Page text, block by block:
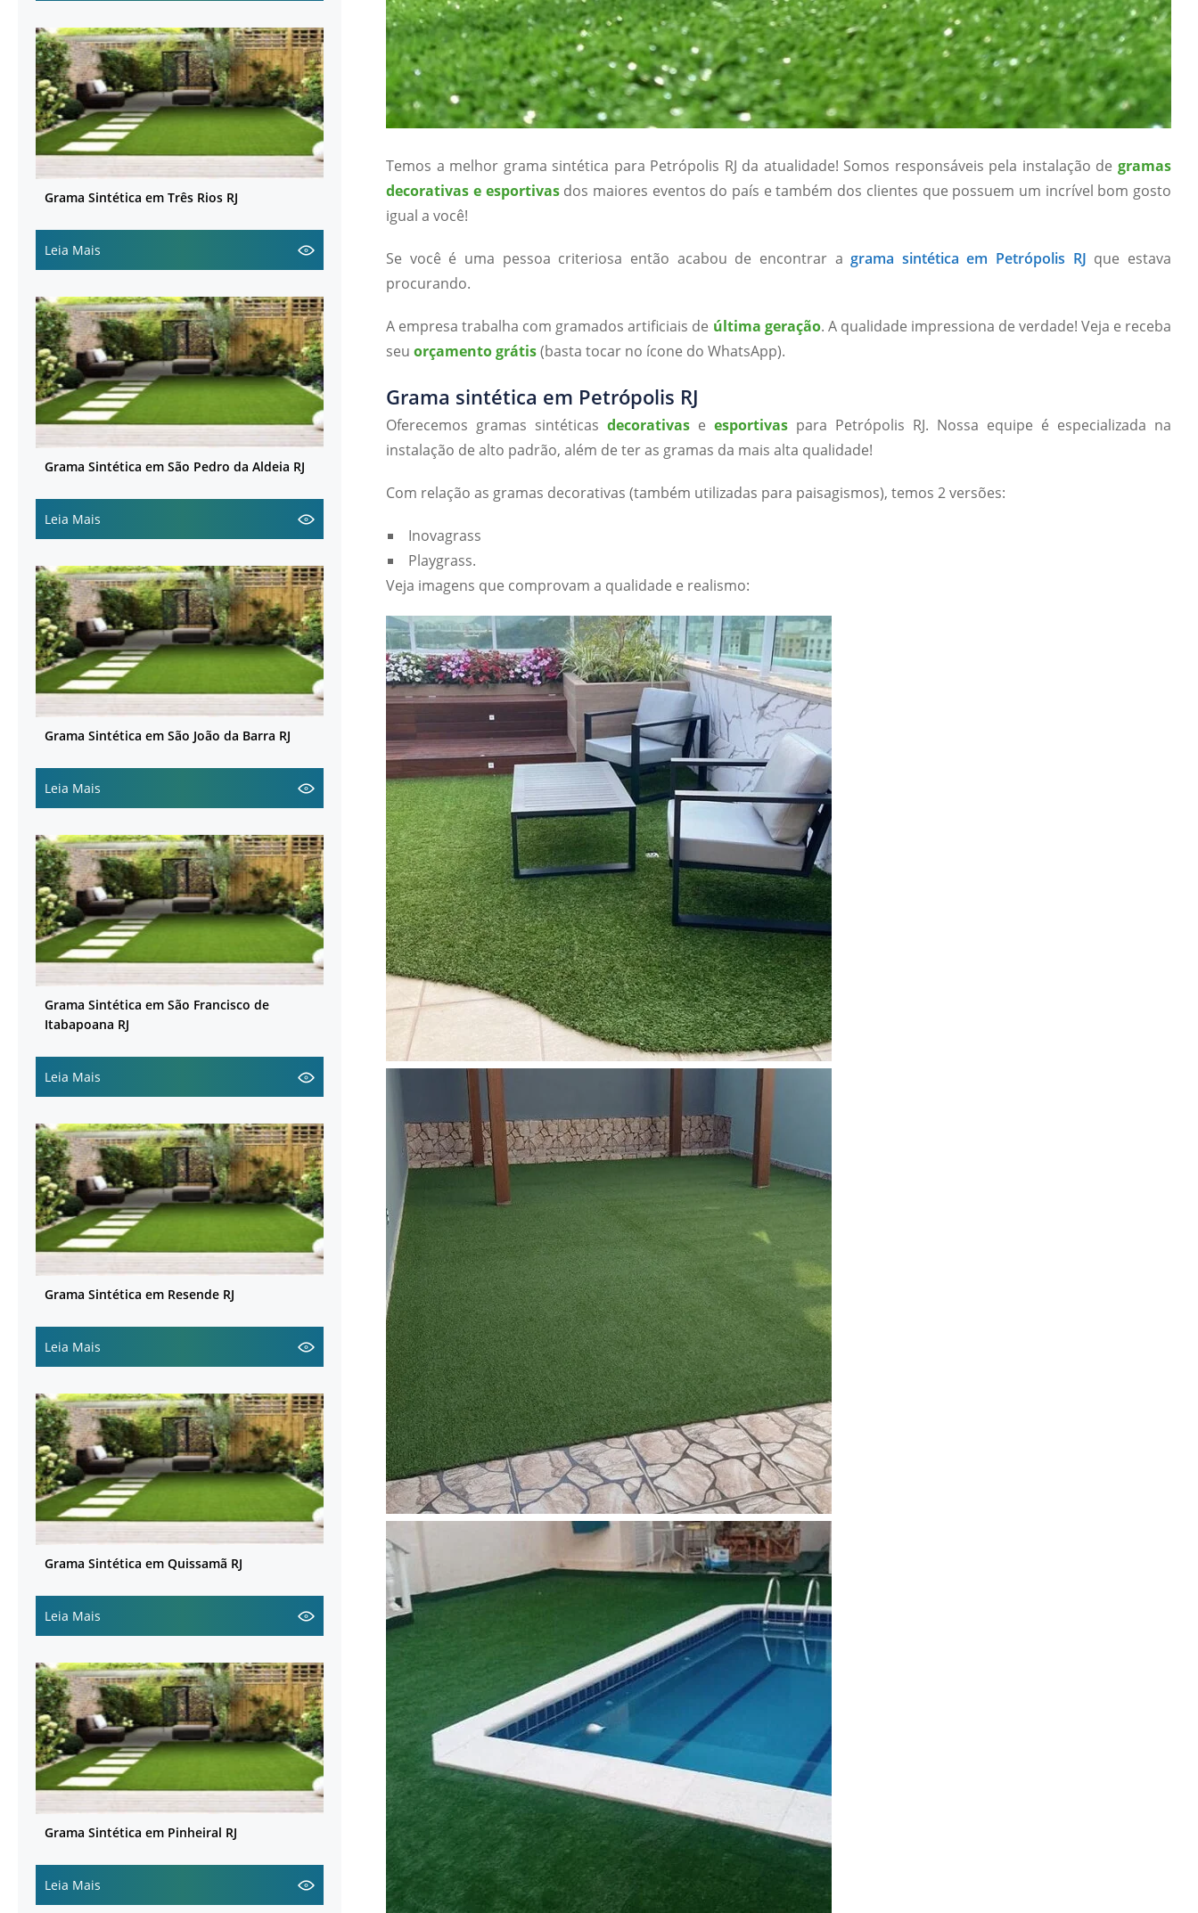
Temos a melhor grama sintética para Petrópolis RJ da atualidade! Somos responsáveis pela instalação de gramas
decorativas e esportivasdos maiores eventos do país e também dos clientes que possuem um incrível bom gosto
igual a você!
Se você é uma pessoa criteriosa então acabou de encontrar agrama sintética em Petrópolis RJ que estava
procurando.
A empresa trabalha com gramados artificiais de última geração. A qualidade impressiona de verdade! Veja e receba
seuorçamento grátis(basta tocar no ícone do WhatsApp).
Grama sintética em Petrópolis RJ
Oferecemos gramas sintéticasdecorativas eesportivas para Petrópolis RJ. Nossa equipe é especializada na
instalação de alto padrão, além de ter as gramas da mais alta qualidade!
Com relação as gramas decorativas (também utilizadas para paisagismos), temos 2 versões:
Inovagrass
Playgrass.
Veja imagens que comprovam a qualidade e realismo:
Grama Sintética em Três Rios RJ
Leia Mais
Grama Sintética em São Pedro da Aldeia RJ
Leia Mais
Grama Sintética em São João da Barra RJ
Leia Mais
Grama Sintética em São Francisco de
Itabapoana RJ
Leia Mais
Grama Sintética em Resende RJ
Leia Mais
Grama Sintética em Quissamã RJ
Leia Mais
Grama Sintética em Pinheiral RJ
Leia Mais